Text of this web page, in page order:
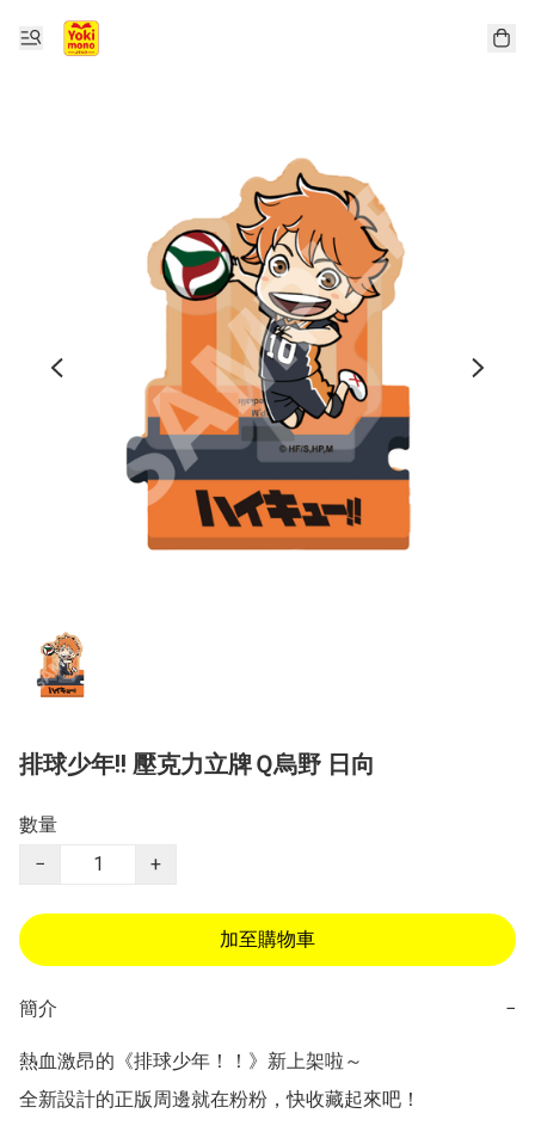
排球少年!! 壓克力立牌Ｑ烏野 日向
數量
−
+
加至購物車
簡介 −
熱血激昂的《排球少年！！》新上架啦～
全新設計的正版周邊就在粉粉，快收藏起來吧！